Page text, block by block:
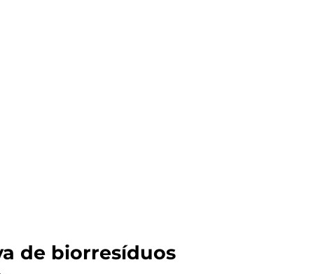
de biorresíduos